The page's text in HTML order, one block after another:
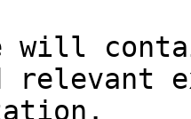
will
relevant